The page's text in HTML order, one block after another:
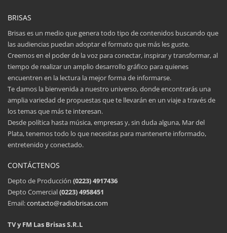
BRISAS
Brisas es un medio que genera todo tipo de contenidos buscando que
las audiencias puedan adoptar el formato que más les guste.
Creemos en el poder de la voz para conectar, inspirar y transformar, al
tiempo de realizar un amplio desarrollo gráfico para quienes
encuentren en la lectura la mejor forma de informarse.
Te damos la bienvenida a nuestro universo, donde encontrarás una
amplia variedad de propuestas que te llevarán en un viaje a través de
los temas que más te interesan.
Desde política hasta música, empresas y, sin duda alguna, Mar del
Plata, tenemos todo lo que necesitas para mantenerte informado,
entretenido y conectado.
CONTÁCTENOS
Depto de Producción (0223) 4917436
Depto Comercial(0223) 4958451
Email:contacto@radiobrisas.com
TV y FM Las Brisas S.R.L